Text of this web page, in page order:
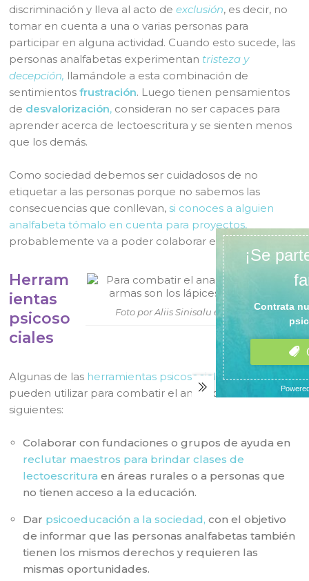
discriminación y lleva al acto deexclusión, es decir, no
tomar en cuenta a una o varias personas para
participar en alguna actividad. Cuando esto sucede, las
personas analfabetas experimentan tristeza y
decepción, llamándole a esta combinación de
sentimientosfrustración. Luego tienen pensamientos
de desvalorización, consideran no ser capaces para
aprender acerca de lectoescritura y se sienten menos
que los demás.
Como sociedad debemos ser cuidadosos de no
etiquetar a las personas porque no sabemos las
consecuencias que conllevan, si conoces a alguien
analfabeta tómalo en cuenta para proyectos,
probablemente va a poder colaborar en áreas.
Foto por Aliis Sinisalu en Unsplash
Herram
ientas
psicoso
ciales
Algunas de las herramientas psicosocialesque se
pueden utilizar para combatir el analfabetismo son las
siguientes:
Colaborar con fundaciones o grupos de ayuda en
reclutar maestros para brindar clases de
lectoescritura en áreas rurales o a personas que
no tienen acceso a la educación.
Dar psicoeducación a la sociedad, con el objetivo
de informar que las personas analfabetas también
tienen los mismos derechos y requieren las
mismas oportunidades.